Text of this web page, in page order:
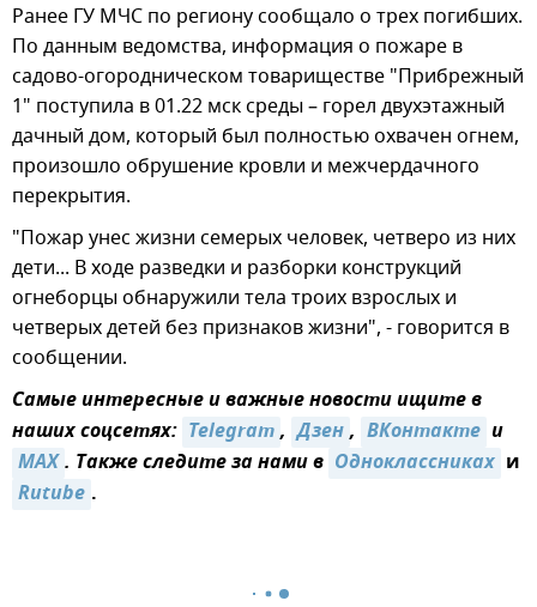
Ранее ГУ МЧС по региону сообщало о трех погибших.
По данным ведомства, информация о пожаре в
садово-огородническом товариществе "Прибрежный
1" поступила в 01.22 мск среды – горел двухэтажный
дачный дом, который был полностью охвачен огнем,
произошло обрушение кровли и межчердачного
перекрытия.
"Пожар унес жизни семерых человек, четверо из них
дети... В ходе разведки и разборки конструкций
огнеборцы обнаружили тела троих взрослых и
четверых детей без признаков жизни", - говорится в
сообщении.
Самые интересные и важные новости ищите в
наших соцсетях: Telegram, Дзен, ВКонтакте и
MAX. Также следите за нами в Одноклассниках и
Rutube .